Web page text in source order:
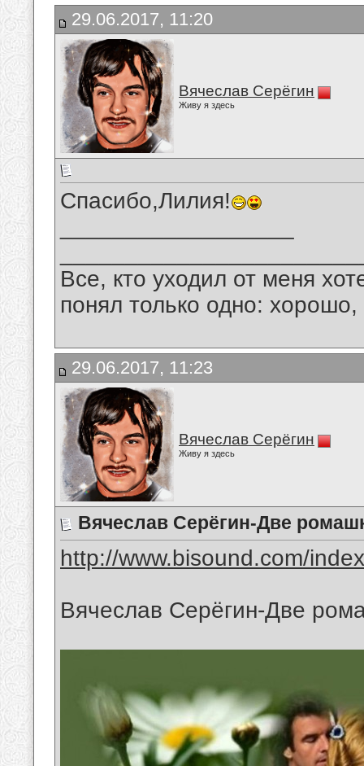
29.06.2017, 11:20
Вячеслав Серёгин
Живу я здесь
Спасибо,Лилия!
Все, кто уходил от меня
понял только одно:
29.06.2017, 11:23
Вячеслав Серёгин
Живу я здесь
Вячеслав Серёгин-Две
http://www.bisound.com/
Вячеслав Серёгин-Две